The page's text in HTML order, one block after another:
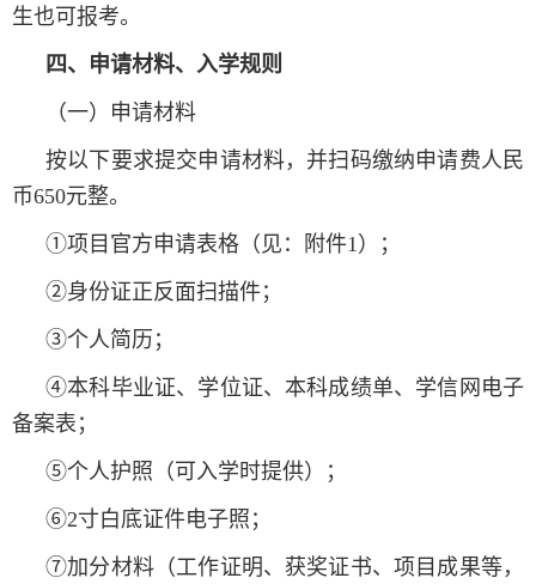
生也可报考。
四、申请材料、入学规则
（一）申请材料
按以下要求提交申请材料，并扫码缴纳申请费人民
币650元整。
①项目官方申请表格（见：附件1）；
②身份证正反面扫描件；
③个人简历；
④本科毕业证、学位证、本科成绩单、学信网电子
备案表；
⑤个人护照（可入学时提供）；
⑥2寸白底证件电子照；
⑦加分材料（工作证明、获奖证书、项目成果等，